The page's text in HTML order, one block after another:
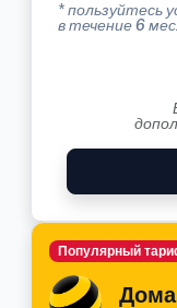
* пользуйтесь
в течение 6
Популярный